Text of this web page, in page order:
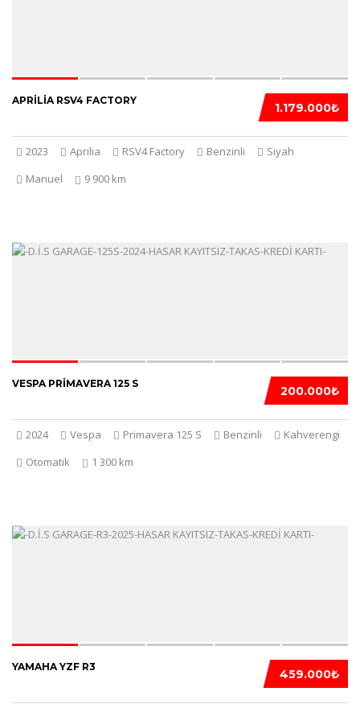
1.179.000₺
APRILIA RSV4 FACTORY
2023 Aprilia RSV4 Factory Benzinli
Siyah
Manuel
9 900 km
200.000₺
VESPA PRIMAVERA 125 S
2024 Vespa Primavera 125 S Benzinli
Kahverengi
Otomatik
1 300 km
459.000₺
YAMAHA YZF R3